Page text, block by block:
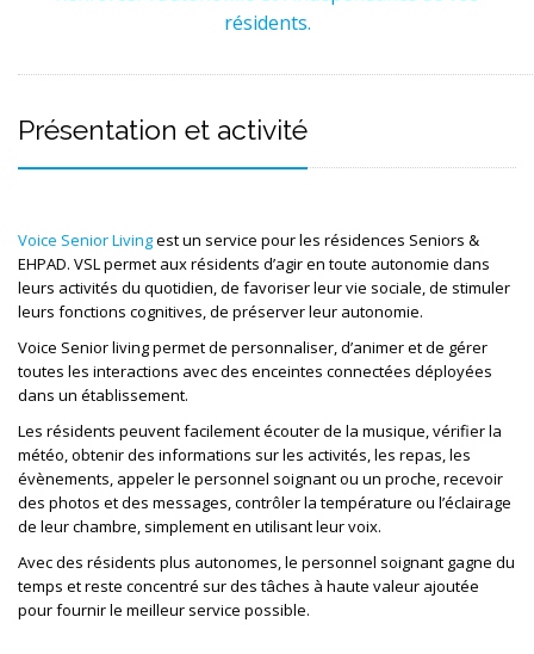
résidents.
Présentation et activité
Voice Senior Living est un service pour les résidences Seniors &
EHPAD. VSL permet aux résidents d’agir en toute autonomie dans
leurs activités du quotidien, de favoriser leur vie sociale, de stimuler
leurs fonctions cognitives, de préserver leur autonomie.
Voice Senior living permet de personnaliser, d’animer et de gérer
toutes les interactions avec des enceintes connectées déployées
dans un établissement.
Les résidents peuvent facilement écouter de la musique, vérifier la
météo, obtenir des informations sur les activités, les repas, les
évènements, appeler le personnel soignant ou un proche, recevoir
des photos et des messages, contrôler la température ou l’éclairage
de leur chambre, simplement en utilisant leur voix.
Avec des résidents plus autonomes, le personnel soignant gagne du
temps et reste concentré sur des tâches à haute valeur ajoutée
pour fournir le meilleur service possible.